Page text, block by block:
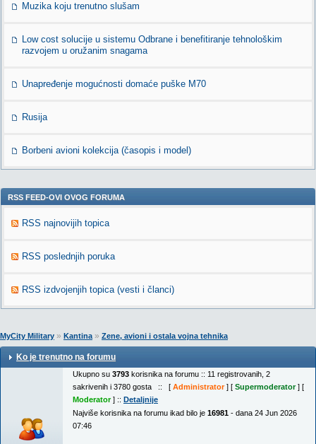
Muzika koju trenutno slušam
Low cost solucije u sistemu Odbrane i benefitiranje tehnološkim
razvojem u oružanim snagama
Unapređenje mogućnosti domaće puške M70
Rusija
Borbeni avioni kolekcija (časopis i model)
RSS FEED-OVI OVOG FORUMA
RSS najnovijih topica
RSS poslednjih poruka
RSS izdvojenjih topica (vesti i članci)
MyCity Military » Kantina» Zene, avioni i ostala vojna tehnika
Ko je trenutno na forumu
Ukupno su 3793 korisnika na forumu :: 11 registrovanih, 2
sakrivenih i 3780 gosta :: [ Administrator] [ Supermoderator] [
Moderator] :: Detaljnije
Najviše korisnika na forumu ikad bilo je 16981 - dana 24 Jun 2026
07:46